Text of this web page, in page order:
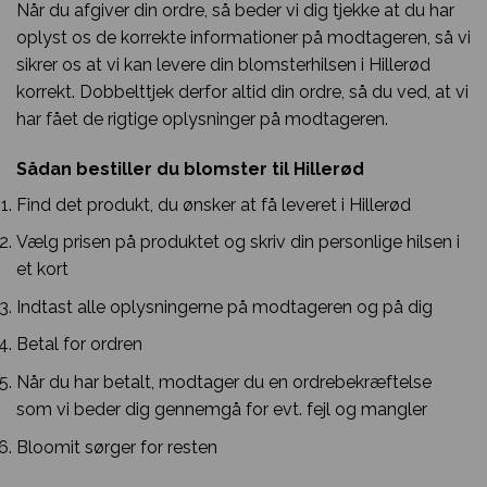
Når du afgiver din ordre, så beder vi dig tjekke at du har
oplyst os de korrekte informationer på modtageren, så vi
sikrer os at vi kan levere din blomsterhilsen i Hillerød
korrekt. Dobbelttjek derfor altid din ordre, så du ved, at vi
har fået de rigtige oplysninger på modtageren.
Sådan bestiller du blomster til Hillerød
Find det produkt, du ønsker at få leveret i Hillerød
Vælg prisen på produktet og skriv din personlige hilsen i
et kort
Indtast alle oplysningerne på modtageren og på dig
Betal for ordren
Når du har betalt, modtager du en ordrebekræftelse
som vi beder dig gennemgå for evt. fejl og mangler
Bloomit sørger for resten